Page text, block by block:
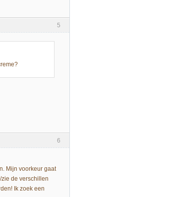
5
6
Mijn voorkeur gaat
de verschillen
Ik zoek een